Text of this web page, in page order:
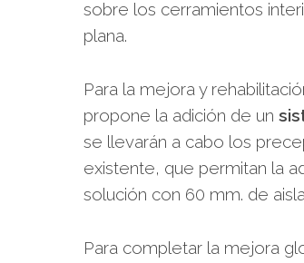
sobre los cerramientos
plana.
Para la mejora y
propone la adición de un
se llevarán a cabo los
existente, que permitan la
solución con 60 mm. de
Para completar la mejora